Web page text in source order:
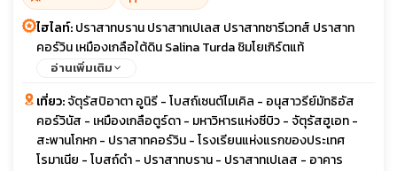
ไฮไลท์:ปราสาทบราน ปราสาทเปเลส ปราสาทซารีเวทส์ ปราสาท
คอร์วิน เหมืองเกลือใต้ดิน Salina Turda ชิมโยเกิร์ตแท้
อ่านเพิ่มเติม
เที่ยว:จัตุรัสปิอาตา อูนิรี - โบสถ์เซนต์ไมเคิล - อนุสาวรีย์มัทธิอัส
คอร์วินัส - เหมืองเกลือตูร์ดา - มหาวิหารแห่งซีบิว - จัตุรัสฮูเอท -
สะพานโกหก - ปราสาทคอร์วิน - โรงเรียนแห่งแรกของประเทศ
โรมาเนีย - โบสถ์ดำ - ปราสาทบราน - ปราสาทเปเลส - อาคาร